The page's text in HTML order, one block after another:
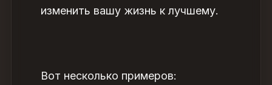
изменить вашу жизнь к лучшему.
Вот несколько примеров: